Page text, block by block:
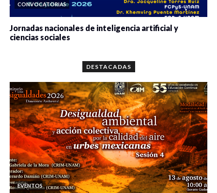
CONVOCATORIAS
Jornadas nacionales de inteligencia artificial y
ciencias sociales
DESTACADAS
EVENTOS